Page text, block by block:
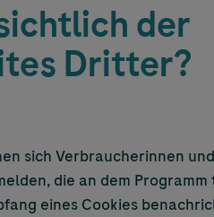
der
Dritter?
sich Verbraucherinnen
die an dem Programm
eines Cookies